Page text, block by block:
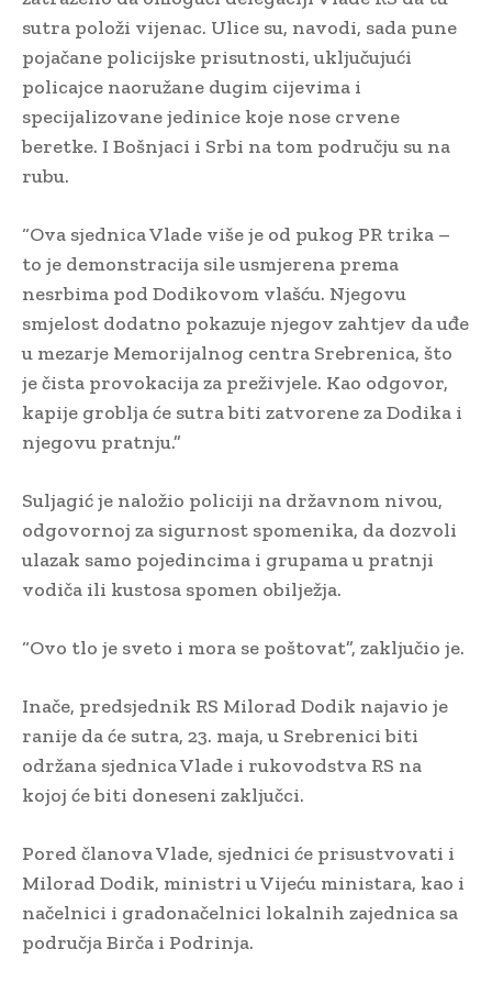
sutra položi vijenac. Ulice su, navodi, sada pune
pojačane policijske prisutnosti, uključujući
policajce naoružane dugim cijevima i
specijalizovane jedinice koje nose crvene
beretke. I Bošnjaci i Srbi na tom području su na
rubu.
“Ova sjednica Vlade više je od pukog PR trika –
to je demonstracija sile usmjerena prema
nesrbima pod Dodikovom vlašću. Njegovu
smjelost dodatno pokazuje njegov zahtjev da uđe
u mezarje Memorijalnog centra Srebrenica, što
je čista provokacija za preživjele. Kao odgovor,
kapije groblja će sutra biti zatvorene za Dodika i
njegovu pratnju.”
Suljagić je naložio policiji na državnom nivou,
odgovornoj za sigurnost spomenika, da dozvoli
ulazak samo pojedincima i grupama u pratnji
vodiča ili kustosa spomen obilježja.
“Ovo tlo je sveto i mora se poštovat”, zaključio je.
Inače, predsjednik RS Milorad Dodik najavio je
ranije da će sutra, 23. maja, u Srebrenici biti
održana sjednica Vlade i rukovodstva RS na
kojoj će biti doneseni zaključci.
Pored članova Vlade, sjednici će prisustvovati i
Milorad Dodik, ministri u Vijeću ministara, kao i
načelnici i gradonačelnici lokalnih zajednica sa
područja Birča i Podrinja.